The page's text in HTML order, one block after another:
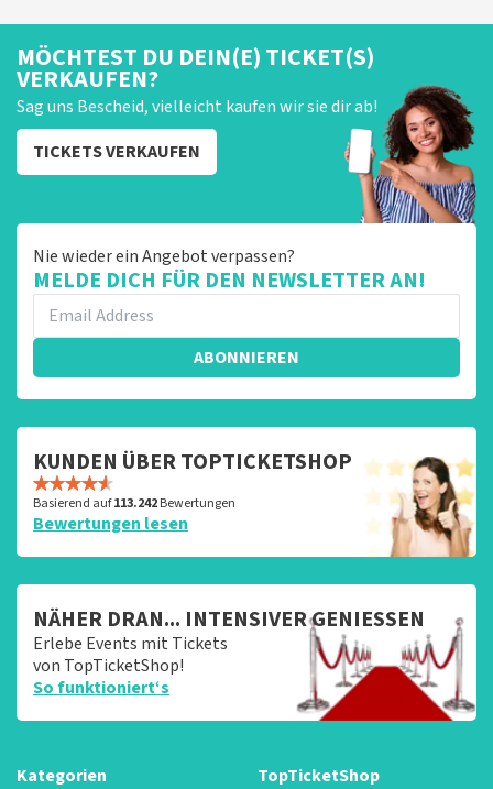
MÖCHTEST DU DEIN(E) TICKET(S)
VERKAUFEN?
Sag uns Bescheid, vielleicht kaufen wir sie dir ab!
TICKETS VERKAUFEN
Nie wieder ein Angebot verpassen?
MELDE DICH FÜR DEN NEWSLETTER AN!
ABONNIEREN
KUNDEN ÜBER TOPTICKETSHOP
Basierend auf113.242Bewertungen
Bewertungen lesen
NÄHER DRAN... INTENSIVER GENIESSEN
Erlebe Events mit Tickets
von TopTicketShop!
So funktioniert‘s
Kategorien
TopTicketShop